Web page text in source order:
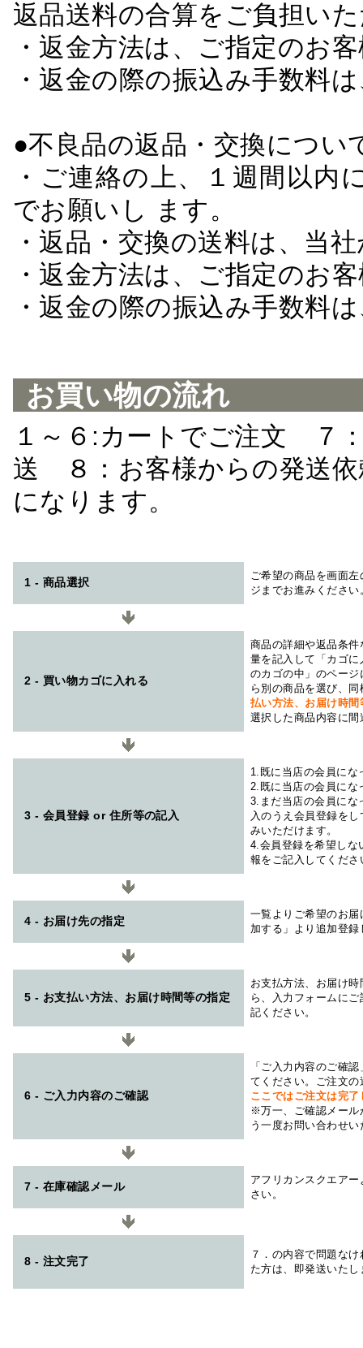
返品送料の合算をご負担い
・返金方法は、ご指定のお
・返金の際の振込み手数料
●不良品の返品・交換につい
・ご連絡の上、１週間以
でお願いし ます。
・返品・交換の送料は、当
・返金方法は、ご指定のお
・返金の際の振込み手数料
お買い物の流れ
１～６:カートでご注文 ７
送 ８：お客様からの発送
になります。
1 - 商品選択
ご希望の商品を画面
ジまでお進みください
2 - 買い物カゴに入れる
商品の詳細や返品条
量を記入して「カゴ
のカゴの中」のペー
ら別の商品を選び、
払い方法、お届け時
選択した商品内容に
3 - 会員登録 or 住所等の記入
1.既に当店の会員にな
2.既に当店の会員にな
3.まだ当店の会員にな
入のうえ会員登録を
みいただけます。
4.会員登録を希望しな
報をご記入してくださ
4 - お届け先の指定
一覧よりご希望のお
加する」より追加登
5 - お支払い方法、お届け時間等の指定
お支払方法、お届け
ら、入力フォームに
記ください。
6 - ご入力内容のご確認
「ご入力内容のご確
てください。ご注文
ここではご注文は完
※万一、ご確認メール
う一度お問い合わせ
7 - 在庫確認メール
アフリカンスクエアー
さい。
8 - 注文完了
７．の内容で問題な
た方は、即発送いたし